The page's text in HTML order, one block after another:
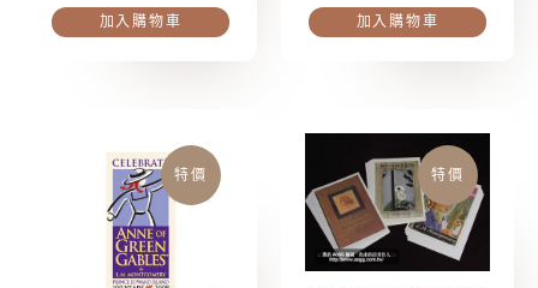
加入購物車 加入購物車
特價 特價